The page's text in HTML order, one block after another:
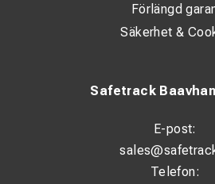
Safetrack
E-post:
Telefon:
Förlängd
Säkerhet &